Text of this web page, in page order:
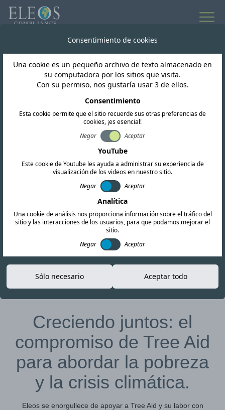
Impacto ESG
Creciendo juntos: el
compromiso de Tree Aid
para abordar la pobreza
y la crisis climática.
Creciendo juntos: el
compromiso de Tree Aid
para abordar la pobreza
y la crisis climática.
Eleos se enorgullece de apoyar a Tree Aid y su labor con
Consentimiento de cookies
Una cookie es un pequeño archivo de texto almacenado en
su computadora por los sitios que visita.
Con su permiso, nos gustaría usar 3 de ellos.
Consentimiento
Esta cookie permite que el sitio recuerde sus otras preferencias de
cookies, ¡es esencial!
Negar
Aceptar
YouTube
Este cookie de Youtube les ayuda a administrar su experiencia de
visualización de los videos en nuestro sitio.
Negar
Aceptar
Analítica
Una cookie de análisis nos proporciona información sobre el tráfico del
sitio y las interacciones de los usuarios, para que podamos mejorar el
sitio.
Negar
Aceptar
Sólo necesario Aceptar todo